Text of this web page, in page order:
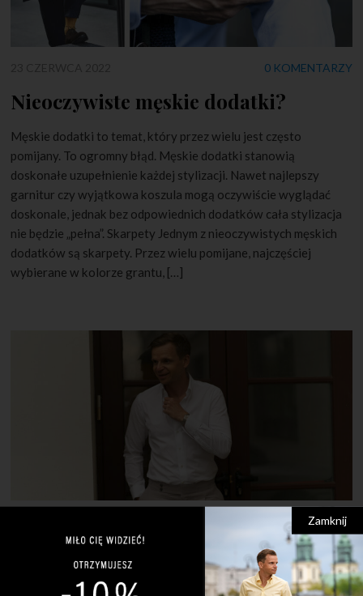
0 KOMENTARZY
Nieoczywiste męskie dodatki?
Męskie dodatki to temat, który przez wielu jest często
pomijany. To ogromny błąd. Męskie dodatki stanowią
doskonałe uzupełnienie każdej stylizacji. Nawet najlepszy
garnitur czy wyjątkowa koszula mogą oczywiście wyglądać
doskonale, jednak bez odpowiednich dodatków cała stylizacja
nie będzie „pełna”. Skarpety Jednym z nieoczywistych męskich
dodatków są skarpety. Przez wielu pomijane, najczęściej
wybierane w kolorze grantu, […]
0 KOMENTARZY
Czym jest sprezzatura?
Pozornie źle zawiązany krawat? Rozpięte mankiety? Czy to
Zamknij